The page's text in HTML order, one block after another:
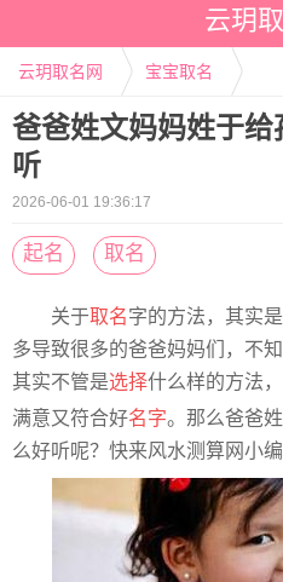
云玥
云玥取名网 宝宝取名
爸爸姓文妈妈姓于
听
2026-06-01 19:36:17
起名 取名
关于取名字的方法，其实
多导致很多的爸爸妈妈们，不
其实不管是选择什么样的方法
满意又符合好名字。那么爸爸
么好听呢？快来风水测算网小编